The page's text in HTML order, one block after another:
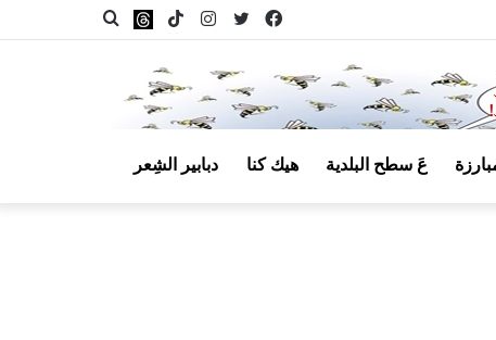
Threads‫TikTokانستقرام تويتر
فيسبوك
عَ سطح البلدية هيك كنا
دبابير الشِعر